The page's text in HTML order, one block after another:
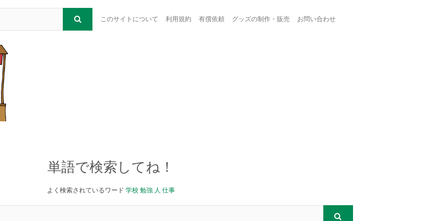
このサイトについて 利用規約 有償依頼 グッズの制作・販売 お問い合わせ
単語で検索してね！
よく検索されているワード 学校 勉強 人 仕事